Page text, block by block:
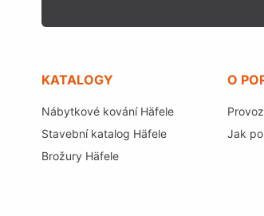
KATALOGY
Nábytkové kování Häfele
Stavební katalog Häfele
Brožury Häfele
O
Jak